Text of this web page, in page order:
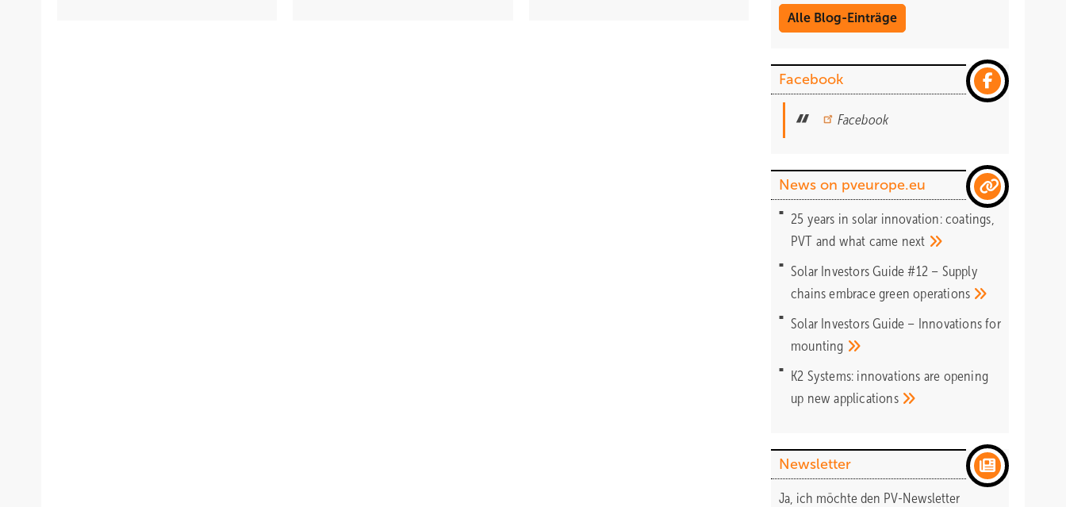
Alle Blog-Einträge
Facebook
Facebook
News on pveurope.eu
25 years in solar innovation: coatings,
PVT and what came next
Solar Investors Guide #12 – Supply
chains embrace greenoperations
Solar Investors Guide – Innovations for
mounting
K2 Systems: innovations are opening
up newapplications
Newsletter
Ja, ich möchte den PV-Newsletter